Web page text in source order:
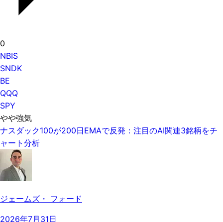
0
NBIS
SNDK
BE
QQQ
SPY
やや強気
ナスダック100が200日EMAで反発：注目のAI関連3銘柄をチ
ャート分析
ジェームズ・ フォード
2026年7月31日